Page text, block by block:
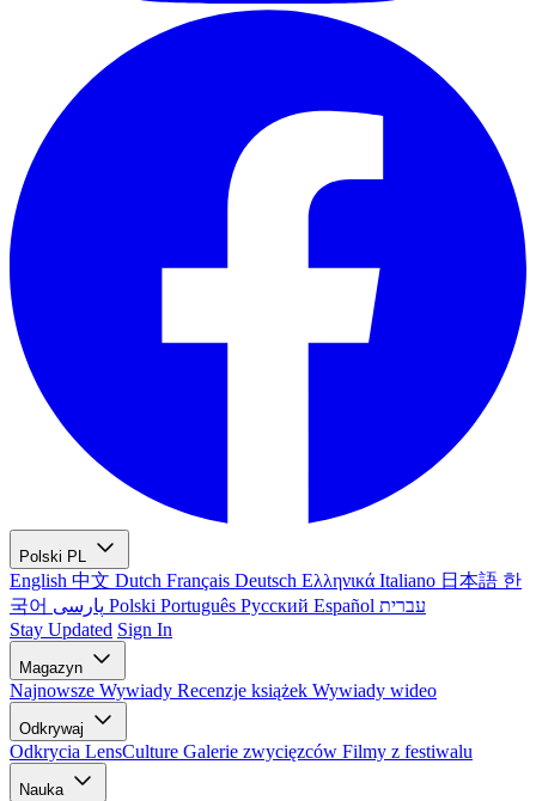
Polski PL
English 中文 Dutch Français Deutsch Ελληνικά Italiano 日本語 한
국어
Polski Português Русский Español עברית
Stay Updated Sign In
Magazyn
Najnowsze Wywiady Recenzje książek Wywiady wideo
Odkrywaj
Odkrycia LensCulture Galerie zwycięzców Filmy z festiwalu
Nauka